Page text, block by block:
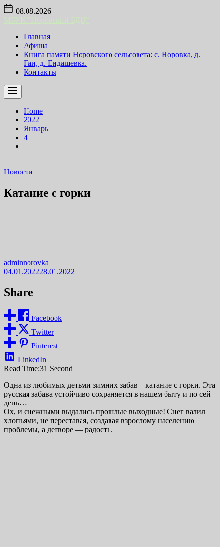
Skip
content
08.08.2026
Главная
Афиша
Книга памяти Норовского сельсовета: с. Норовка, д.
Гаи, д. Ендашевка.
Контакты
Home
2022
Январь
4
Новости
Катание с горки
adminnorovka
04.01.202228.01.2022
Share
Facebook
Twitter
Pinterest
LinkedIn
Read Time:31 Second
Одна из любимых детьми зимних забав – катание с горки. Эта
русская забава устойчиво сохраняется в нашем быту и по сей
день…
Ох, и снежными выдались прошлые выходные! Снег валил
хлопьями, не переставая, создавая взрослому населению
проблемы, а детворе — радость.